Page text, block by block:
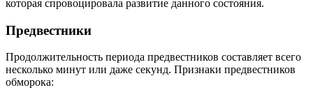
которая спровоцировала развитие данного состояния.
Предвестники
Продолжительность периода предвестников составляет всего
несколько минут или даже секунд. Признаки предвестников
обморока: